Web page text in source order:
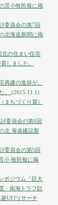
苫小牧民報に掲
委員会の第7回
北海道新聞に掲
北の住まい住宅
しました。
再建の進捗が、
。 (2015.11.1)
まちづくり賞）
委員会の第6回
北 海道建設新
委員会の第5回
小 牧民報に掲
ポジウム「巨大
・南海トラフ巨
UFJリサーチ